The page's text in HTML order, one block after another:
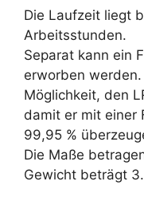
Die Laufzeit liegt
Arbeitsstunden.
Separat kann ein
erworben
Möglichkeit, den
damit er mit einer
99,95 %
Die Maße
Gewicht beträgt